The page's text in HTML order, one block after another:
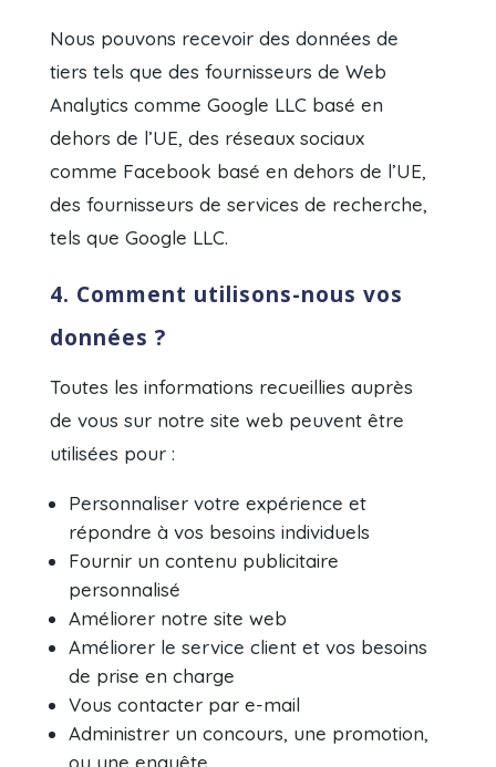
Nous pouvons recevoir des données de
tiers tels que des fournisseurs de Web
Analytics comme Google LLC basé en
dehors de l’UE, des réseaux sociaux
comme Facebook basé en dehors de l’UE,
des fournisseurs de services de recherche,
tels que Google LLC.
4. Comment utilisons-nous vos
données ?
Toutes les informations recueillies auprès
de vous sur notre site web peuvent être
utilisées pour :
Personnaliser votre expérience et
répondre à vos besoins individuels
Fournir un contenu publicitaire
personnalisé
Améliorer notre site web
Améliorer le service client et vos besoins
de prise en charge
Vous contacter par e-mail
Administrer un concours, une promotion,
ou une enquête.